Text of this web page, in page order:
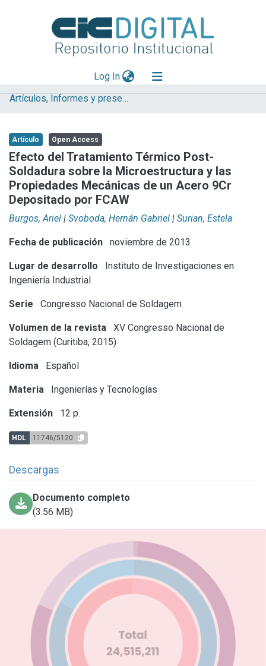
Log In(current)
Explorar
Aportar material
Statistics
Artículos, Informes y presentaciones en Congresos
Artículo Open Access
Efecto del Tratamiento Térmico Post-
Soldadura sobre la Microestructura y las
Propiedades Mecánicas de un Acero 9Cr
Depositado por FCAW
Burgos, Ariel | Svoboda, Hernán Gabriel | Surian, Estela
Fecha de publicación noviembre de 2013
Lugar de desarrollo
Instituto de Investigaciones en
Ingeniería Industrial
Serie Congresso Nacional de Soldagem
Volumen de la revista
XV Congresso Nacional de
Soldagem (Curitiba, 2015)
Idioma Español
Materia Ingenierías y Tecnologías
Extensión 12 p.
HDL 11746/5120
Descargas
Documento completo
(3.56 MB)